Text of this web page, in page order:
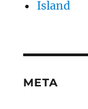
Island
META